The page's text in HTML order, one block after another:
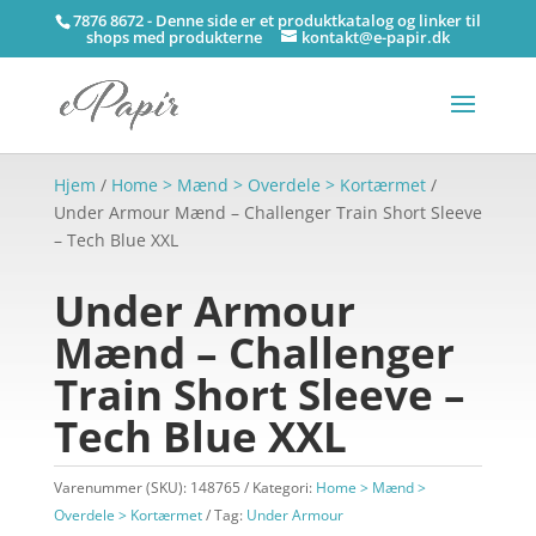
7876 8672 - Denne side er et produktkatalog og linker til
shops med produkterne kontakt@e-papir.dk
Hjem / Home > Mænd > Overdele > Kortærmet/
Under Armour Mænd – Challenger Train Short Sleeve
– Tech Blue XXL
Under Armour
Mænd – Challenger
Train Short Sleeve –
Tech Blue XXL
Varenummer (SKU): 148765 Kategori: Home > Mænd >
Overdele > Kortærmet
Tag: Under Armour